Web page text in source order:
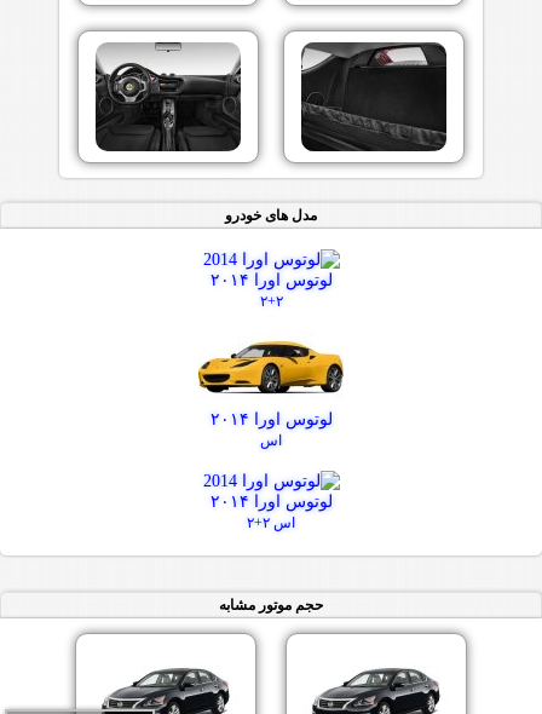
مدل های خودرو
لوتوس اورا ۲۰۱۴
۲+۲
لوتوس اورا ۲۰۱۴
اس
لوتوس اورا ۲۰۱۴
اس ۲+۲
حجم موتور مشابه